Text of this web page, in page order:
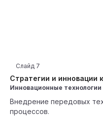
Стратегии и инновации
Слайд 7
Инновационные технологии
Внедрение передовых
процессов.